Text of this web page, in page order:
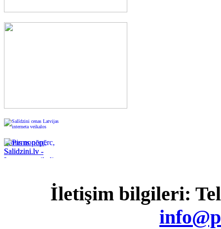
Pirms nopērc,
Salidzini.lv -
Interneta veikali,
İletişim bilgileri: